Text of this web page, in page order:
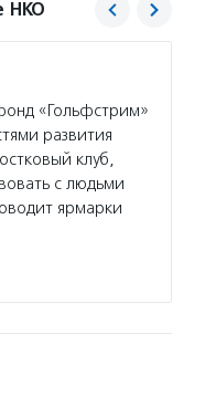
НКО
«Гольфстрим»
развития
клуб,
с людьми
ярмарки